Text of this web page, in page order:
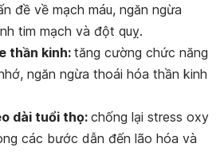
đề về mạch máu, ngăn ngừa
tim mạch và đột quỵ.
thần kinh:tăng cường chức năng
ngăn ngừa thoái hóa thần kinh
dài tuổi thọ: chống lại stress oxy
các bước dẫn đến lão hóa và